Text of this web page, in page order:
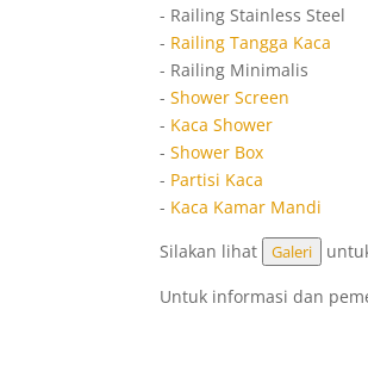
- Railing Stainless Steel
- Railing Tangga Kaca
- Railing Minimalis
-Shower Screen
- Kaca Shower
-Shower Box
- Partisi Kaca
- Kaca Kamar Mandi
Silakan lihat
Galeri
Untuk informasi dan